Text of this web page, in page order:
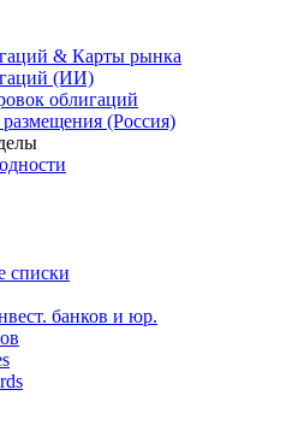
& Карты рынка
(ИИ)
облигаций
(Россия)
списки
банков и юр.